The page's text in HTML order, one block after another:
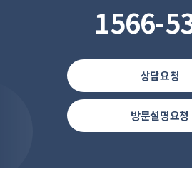
1566-
상담요청
방문설명요청